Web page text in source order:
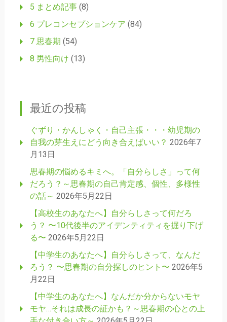
5 まとめ記事(8)
6 プレコンセプションケア (84)
7 思春期 (54)
8 男性向け (13)
最近の投稿
ぐずり・かんしゃく・自己主張・・・幼児期の
自我の芽生えにどう向き合えばいい？ 2026年7
月13日
思春期の悩めるキミへ。「自分らしさ」って何
だろう？～思春期の自己肯定感、個性、多様性
の話～ 2026年5月22日
【高校生のあなたへ】自分らしさって何だろ
う？ 〜10代後半のアイデンティティを掘り下げ
る〜 2026年5月22日
【中学生のあなたへ】自分らしさって、なんだ
ろう？ 〜思春期の自分探しのヒント〜 2026年5
月22日
【中学生のあなたへ】なんだか分からないモヤ
モヤ…それは成長の証かも？～思春期の心との上